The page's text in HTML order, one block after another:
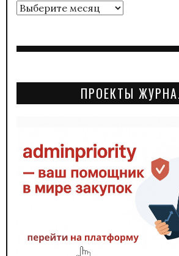
Архивы
ПРОЕКТЫ